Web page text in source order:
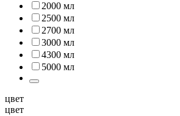
2000 мл
2500 мл
2700 мл
3000 мл
4300 мл
5000 мл
цвет
цвет